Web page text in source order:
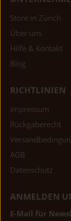
Store in Zürich
Über uns
Hilfe & Kontakt
Blog
RICHTLINIEN
Impressum
Rückgaberecht
AGB
Datenschutz
ANMELDEN
E-Mail für